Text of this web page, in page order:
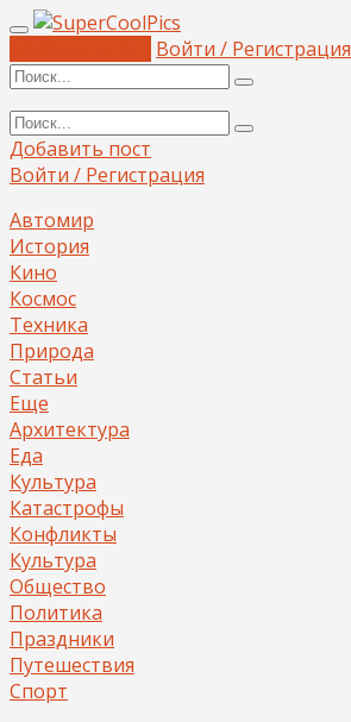
Войти / Регистрация
Добавить пост
Войти / Регистрация
Автомир
История
Кино
Космос
Техника
Природа
Статьи
Еще
Архитектура
Еда
Культура
Катастрофы
Конфликты
Культура
Общество
Политика
Праздники
Путешествия
Спорт